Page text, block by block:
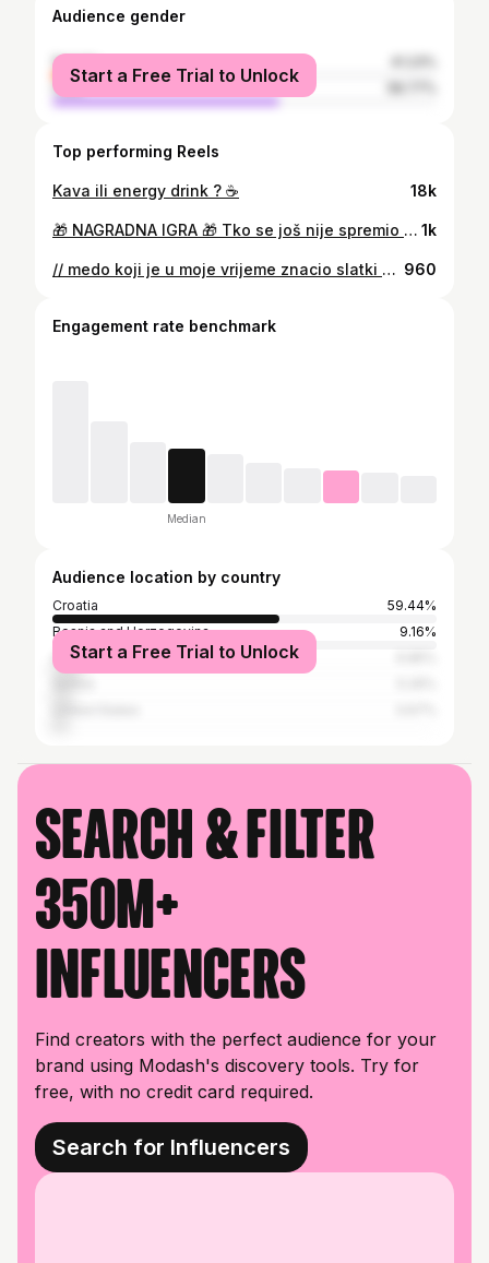
Audience gender
female
male
Start a Free Trial to Unlock
Top performing Reels
Kava ili energy drink ? ☕️ 18k
🎁 NAGRADNA IGRA 🎁 Tko se još nije spremio za hladne maglovite dane, sad je prilika, mi smo se upravo opremili, a obzirom da vas nisam dugo darovala i za vas sam ovom prilikom u suradnji sa Hajdi pripremila jednu ovakvu zimsku vrecu .. A kako bi imali priliku osvojiti ju sve što trebate napraviti je : ✨ followati @hajdi.hr i @milageraa ✨ tagati jednu osobu u komentar (mozete ostaviti vise komentara, ali razlicite osobe) ✨ ukoliko zelite mozete sherati story Igramo se do 10.11. ✨ instagram ni na koji nacin nije povezan sa nagradnom igrom . #elodie #hajdi #nagradnaigra 1k
// medo koji je u moje vrijeme znacio slatki kornet i dvije kugle sladoleda, medo koji je znacio skolski sendvic od pola kile kruha sa parizerom i sirom, medo koji je znacio kila kruha i jos kusura, medo kojeg bi cesto trazila od dide pa kad mi kaze da nema sitnog ja trazim papirnatog (medu) i medo koji je nestao iste sekunde kada smo i mi odrasli .. ee sta si sve nekad kao klinac mogao sa medomm .. bas zato se sa medom i odjavljujem za ovu godinu, a i cinjenicom da 5 postaje 0,66 .. ja svog medu nedam, spremam ga za uspomenu, da pokažem Tari kad bude o ovome ucila iz povijesti .. 🫡 bok medo bio si dobar 🥺 960
Engagement rate benchmark
Median
Audience location by country
Croatia
59.44%
Bosnia and Herzegovina
9.16%
Germany
Start a Free Trial to Unlock
Search & filter
350M+
influencers
Find creators with the perfect audience for your
brand using Modash's discovery tools. Try for
free, with no credit card required.
Search for Influencers